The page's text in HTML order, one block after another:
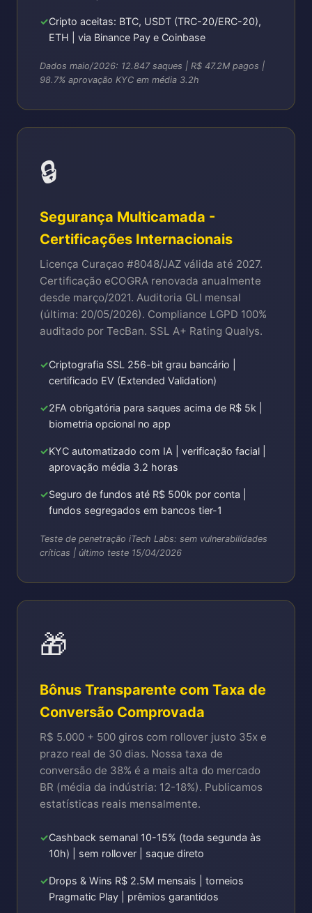
Cripto aceitas: BTC, USDT (TRC-20/ERC-20),
ETH | via Binance Pay e Coinbase
Dados maio/2026: 12.847 saques | R$ 47.2M pagos |
98.7% aprovação KYC em média 3.2h
🔒
Segurança Multicamada -
Certificações Internacionais
Licença Curaçao #8048/JAZ válida até 2027.
Certificação eCOGRA renovada anualmente
desde março/2021. Auditoria GLI mensal
(última: 20/05/2026). Compliance LGPD 100%
auditado por TecBan. SSL A+ Rating Qualys.
Criptografia SSL 256-bit grau bancário |
certificado EV (Extended Validation)
2FA obrigatória para saques acima de R$ 5k |
biometria opcional no app
KYC automatizado com IA | verificação facial |
aprovação média 3.2 horas
Seguro de fundos até R$ 500k por conta |
fundos segregados em bancos tier-1
Teste de penetração iTech Labs: sem vulnerabilidades
críticas | último teste 15/04/2026
🎁
Bônus Transparente com Taxa de
Conversão Comprovada
R$ 5.000 + 500 giros com rollover justo 35x e
prazo real de 30 dias. Nossa taxa de
conversão de 38% é a mais alta do mercado
BR (média da indústria: 12-18%). Publicamos
estatísticas reais mensalmente.
Cashback semanal 10-15% (toda segunda às
10h) | sem rollover | saque direto
Drops & Wins R$ 2.5M mensais | torneios
Pragmatic Play | prêmios garantidos